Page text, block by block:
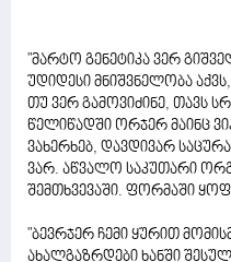
"მარტო გენეტიკა ვერ
უდიდესი მნიშვნელობა
თუ ვერ გამოვიძინე, თავს
წელიწადში ორჯერ მაინც
ვახერხებ, დავდივარ
ვარ. აწვალო საკუთარი
შემთხვევაში. ფორმაში
"ბევრჯერ ჩემი ყურით
ახალგაზრდები ხანში